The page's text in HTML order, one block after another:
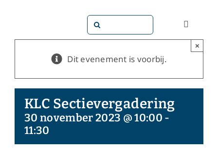
Toggle
Dit
Dit zijn
Zoeken
naar:
Dit evenement is voorbij.
×
KLC Sectievergadering
30 november 2023 @ 10:00 -
11:30